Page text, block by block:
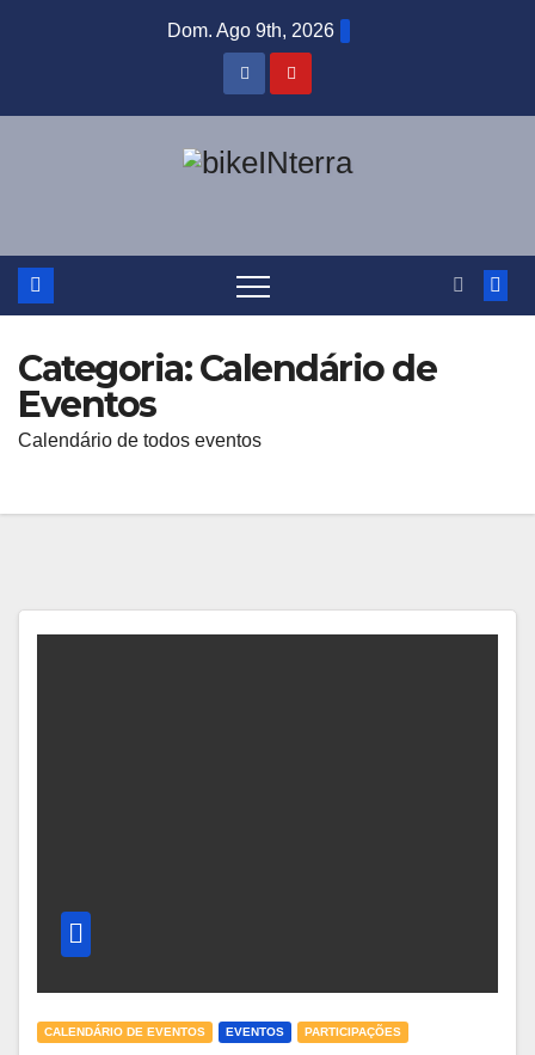
Dom. Ago 9th, 2026
Categoria:Calendário de
Eventos
Calendário de todos eventos
CALENDÁRIO DE EVENTOS EVENTOS PARTICIPAÇÕES